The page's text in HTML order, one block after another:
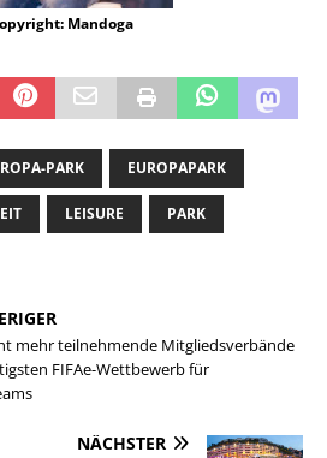
Mandoga
PARK EUROPAPARK
LEISURE PARK
mehr teilnehmende Mitgliedsverbände
FIFAe-Wettbewerb für
NÄCHSTER